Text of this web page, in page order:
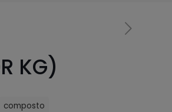
KG)
composto